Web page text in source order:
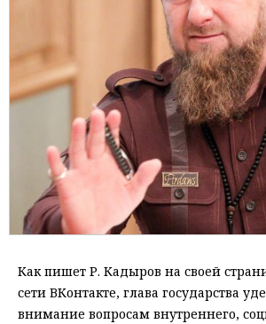
Как пишет Р. Кадыров на своей
сети ВКонтакте, глава государства
внимание вопросам внутреннего,